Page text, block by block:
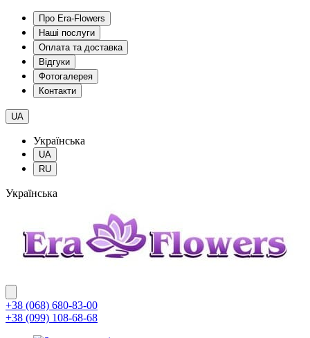
Про Era-Flowers
Наші послуги
Оплата та доставка
Відгуки
Фотогалерея
Контакти
UA
Українська
UA
RU
Українська
+38 (068) 680-83-00
+38 (099) 108-68-68